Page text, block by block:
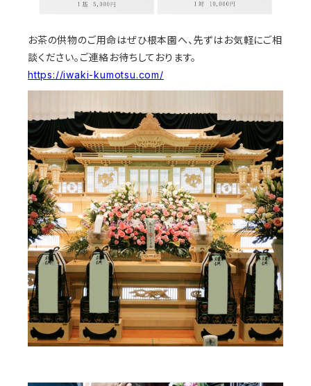
お茶の供物のご用命はぜひ根本園へ、先ずはお気軽にご相
談ください。ご連絡お待ちしております。
https://iwaki-kumotsu.com/